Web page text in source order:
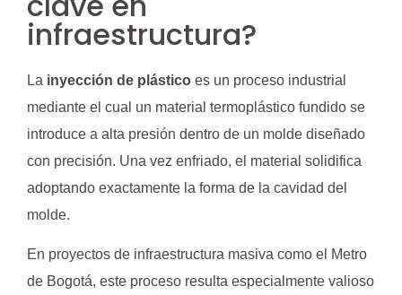
infraestructura?
La inyección de plástico es un proceso industrial
mediante el cual un material termoplástico fundido se
introduce a alta presión dentro de un molde diseñado
con precisión. Una vez enfriado, el material solidifica
adoptando exactamente la forma de la cavidad del
molde.
En proyectos de infraestructura masiva como el Metro
de Bogotá, este proceso resulta especialmente valioso